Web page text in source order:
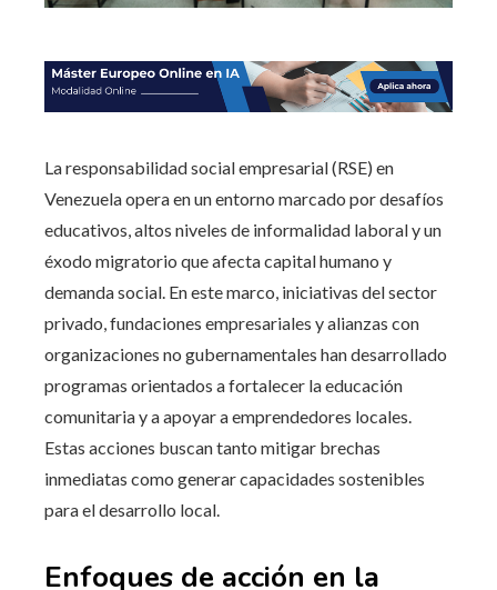
La responsabilidad social empresarial (RSE) en
Venezuela opera en un entorno marcado por desafíos
educativos, altos niveles de informalidad laboral y un
éxodo migratorio que afecta capital humano y
demanda social. En este marco, iniciativas del sector
privado, fundaciones empresariales y alianzas con
organizaciones no gubernamentales han desarrollado
programas orientados a fortalecer la educación
comunitaria y a apoyar a emprendedores locales.
Estas acciones buscan tanto mitigar brechas
inmediatas como generar capacidades sostenibles
para el desarrollo local.
Enfoques de acción en la